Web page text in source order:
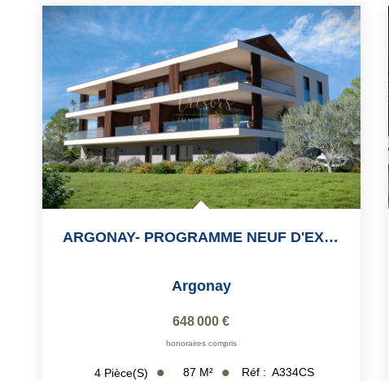
ARGONAY- PROGRAMME NEUF D'EXCEPTION 4 Pièce(s) 87.03 M2
Argonay
648 000 €
honoraires compris
4 Pièce(s) 87 M² Réf : A334CS